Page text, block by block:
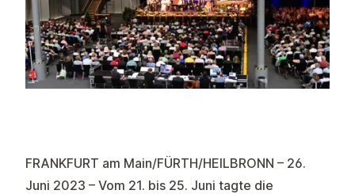
FRANKFURT am Main/FÜRTH/HEILBRONN – 26.
Juni 2023 – Vom 21. bis 25. Juni tagte die